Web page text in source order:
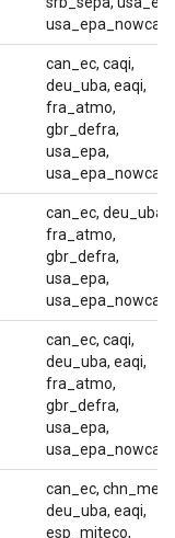
usa_epa_nowcast
can_ec, caqi,
deu_uba, eaqi,
fra_atmo,
gbr_defra,
usa_epa,
usa_epa_nowcast
can_ec, deu_uba,
fra_atmo,
gbr_defra,
usa_epa,
usa_epa_nowcast
can_ec, caqi,
deu_uba, eaqi,
fra_atmo,
gbr_defra,
usa_epa,
usa_epa_nowcast
can_ec, chn_mep,
deu_uba, eaqi,
esp_miteco,